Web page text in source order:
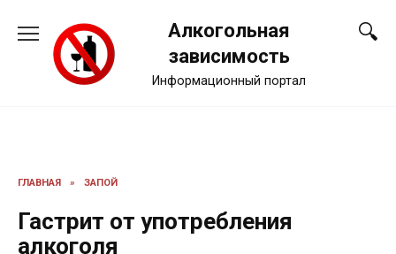
содержанию
Алкогольная
зависимость
Информационный портал
ГЛАВНАЯ » ЗАПОЙ
Гастрит от употребления
алкоголя